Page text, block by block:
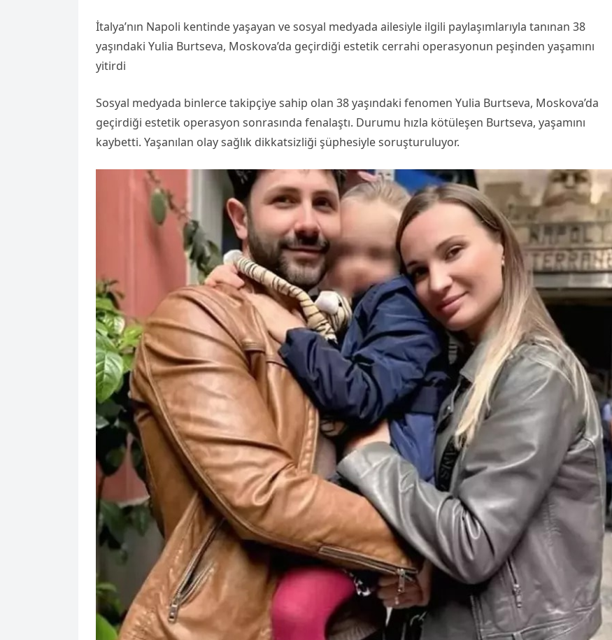
İtalya’nın Napoli kentinde yaşayan ve sosyal medyada ailesiyle ilgili paylaşımlarıyla tanınan 38
yaşındaki Yulia Burtseva, Moskova’da geçirdiği estetik cerrahi operasyonun peşinden yaşamını
yitirdi
Sosyal medyada binlerce takipçiye sahip olan 38 yaşındaki fenomen Yulia Burtseva, Moskova’da
geçirdiği estetik operasyon sonrasında fenalaştı. Durumu hızla kötüleşen Burtseva, yaşamını
kaybetti. Yaşanılan olay sağlık dikkatsizliği şüphesiyle soruşturuluyor.